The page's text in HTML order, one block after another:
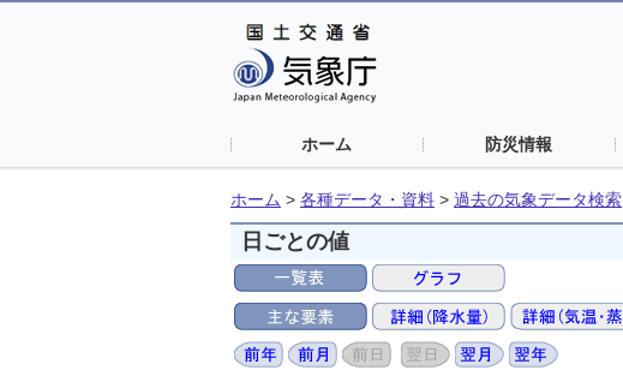
ホーム 防災情報
ホーム > 各種データ・資料 > 過去の気象データ検索
日ごとの値